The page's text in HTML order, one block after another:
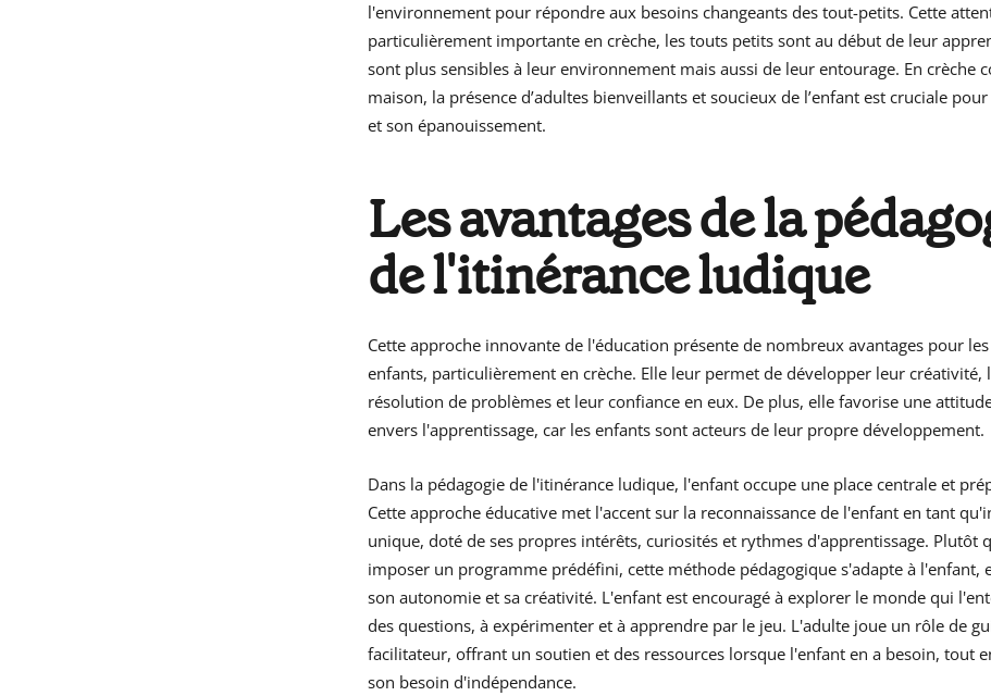
l'environnement pour répondre aux besoins changeants des tout-petits. Cette
particulièrement importante en crèche, les touts petits sont au début de leur
sont plus sensibles à leur environnement mais aussi de leur entourage. En crèche
maison, la présence d’adultes bienveillants et soucieux de l’enfant est cruciale
et son épanouissement.
Les avantages de la
de l'itinérance ludique
Cette approche innovante de l'éducation présente de nombreux avantages pour
enfants, particulièrement en crèche. Elle leur permet de développer leur créativité,
résolution de problèmes et leur confiance en eux. De plus, elle favorise une
envers l'apprentissage, car les enfants sont acteurs de leur propre développement.
Dans la pédagogie de l'itinérance ludique, l'enfant occupe une place centrale et
Cette approche éducative met l'accent sur la reconnaissance de l'enfant en tant
unique, doté de ses propres intérêts, curiosités et rythmes d'apprentissage. Plutôt
imposer un programme prédéfini, cette méthode pédagogique s'adapte à l'enfant,
son autonomie et sa créativité. L'enfant est encouragé à explorer le monde qui
des questions, à expérimenter et à apprendre par le jeu. L'adulte joue un rôle de
facilitateur, offrant un soutien et des ressources lorsque l'enfant en a besoin, tout
son besoin d'indépendance.